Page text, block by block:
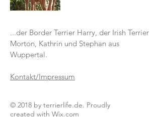
...der Border Terrier Harry, der Irish Terrier
Morton, Kathrin und Stephan aus
Wuppertal.
Kontakt/Impressum
© 2018 by terrierlife.de. Proudly
created with Wix.com